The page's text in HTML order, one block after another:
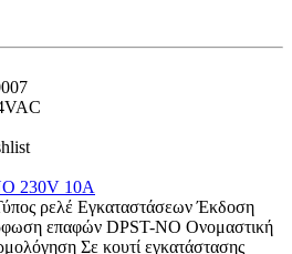
ρελέ Eγκαταστάσεων Έκδοση
επαφών DPST-NO Ονομαστική
Σε κουτί εγκατάστασης